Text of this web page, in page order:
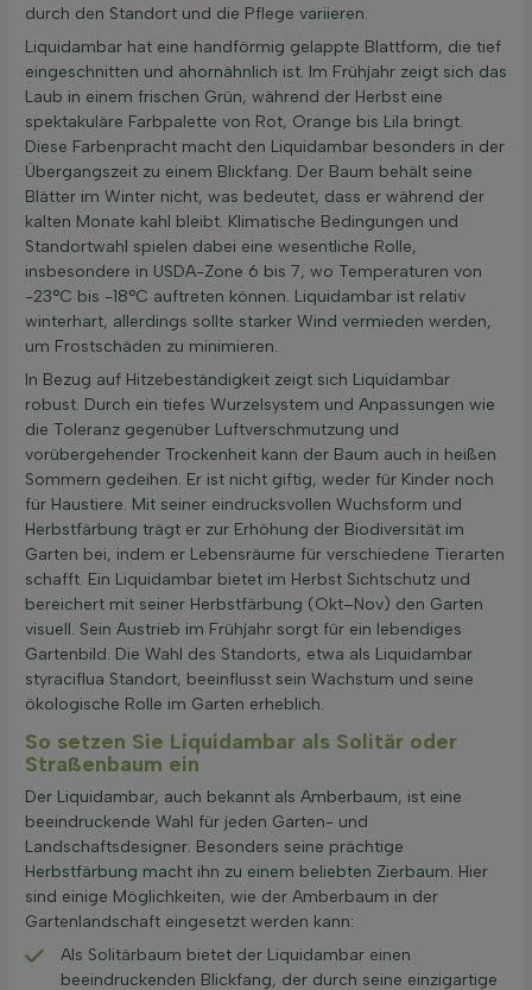
durch den Standort und die Pflege variieren.
Liquidambar hat eine handförmig gelappte Blattform, die tief
eingeschnitten und ahornähnlich ist. Im Frühjahr zeigt sich das
Laub in einem frischen Grün, während der Herbst eine
spektakuläre Farbpalette von Rot, Orange bis Lila bringt.
Diese Farbenpracht macht den Liquidambar besonders in der
Übergangszeit zu einem Blickfang. Der Baum behält seine
Blätter im Winter nicht, was bedeutet, dass er während der
kalten Monate kahl bleibt. Klimatische Bedingungen und
Standortwahl spielen dabei eine wesentliche Rolle,
insbesondere in USDA-Zone 6 bis 7, wo Temperaturen von
-23°C bis -18°C auftreten können. Liquidambar ist relativ
winterhart, allerdings sollte starker Wind vermieden werden,
um Frostschäden zu minimieren.
In Bezug auf Hitzebeständigkeit zeigt sich Liquidambar
robust. Durch ein tiefes Wurzelsystem und Anpassungen wie
die Toleranz gegenüber Luftverschmutzung und
vorübergehender Trockenheit kann der Baum auch in heißen
Sommern gedeihen. Er ist nicht giftig, weder für Kinder noch
für Haustiere. Mit seiner eindrucksvollen Wuchsform und
Herbstfärbung trägt er zur Erhöhung der Biodiversität im
Garten bei, indem er Lebensräume für verschiedene Tierarten
schafft. Ein Liquidambar bietet im Herbst Sichtschutz und
bereichert mit seiner Herbstfärbung (Okt–Nov) den Garten
visuell. Sein Austrieb im Frühjahr sorgt für ein lebendiges
Gartenbild. Die Wahl des Standorts, etwa als Liquidambar
styraciflua Standort, beeinflusst sein Wachstum und seine
ökologische Rolle im Garten erheblich.
So setzen Sie Liquidambar als Solitär oder
Straßenbaum ein
Der Liquidambar, auch bekannt als Amberbaum, ist eine
beeindruckende Wahl für jeden Garten- und
Landschaftsdesigner. Besonders seine prächtige
Herbstfärbung macht ihn zu einem beliebten Zierbaum. Hier
sind einige Möglichkeiten, wie der Amberbaum in der
Gartenlandschaft eingesetzt werden kann:
Als Solitärbaum bietet der Liquidambar einen
beeindruckenden Blickfang, der durch seine einzigartige